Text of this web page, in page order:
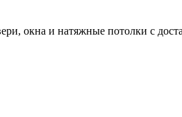
окна и натяжные потолки с